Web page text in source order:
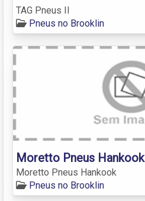
TAG Pneus II
Pneus no Brooklin
Moretto Pneus Hankook
Moretto Pneus Hankook
Pneus no Brooklin